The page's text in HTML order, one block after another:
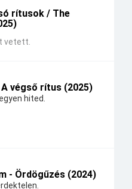
rítusok / The
vetett.
végső rítus (2025)
hited.
- Ördögűzés (2024)